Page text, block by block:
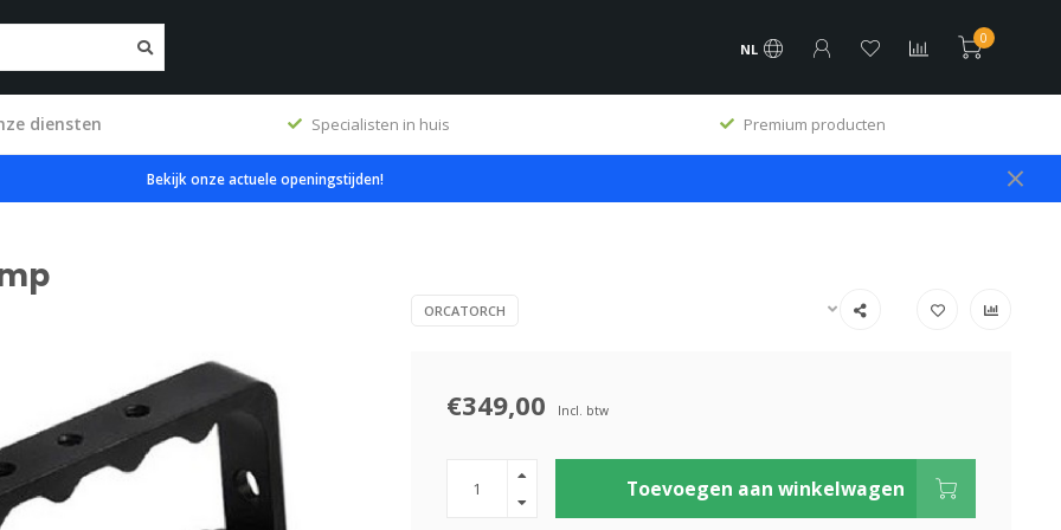
NL
0
diensten Specialisten in huis Premium producten
Bekijk onze actuele openingstijden!
ORCATORCH
€349,00 Incl. btw
Toevoegen aan winkelwagen